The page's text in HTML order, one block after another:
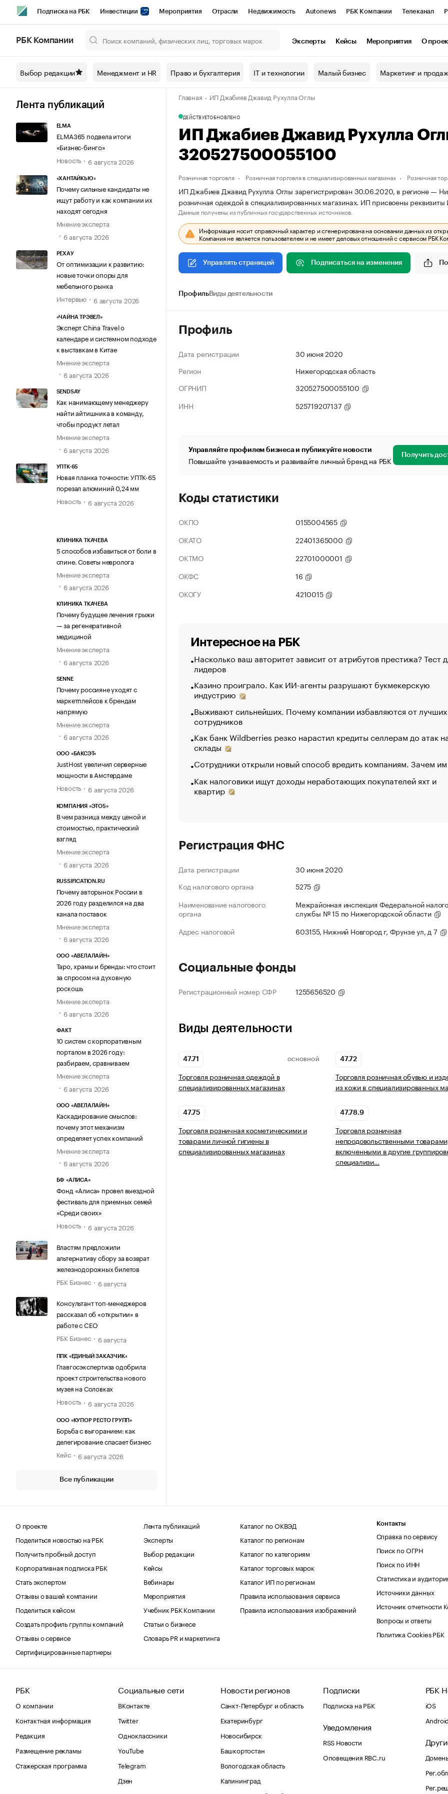
Подписка на РБК Инвестиции Мероприятия Отрасли Недвижимость Autonews РБК Компании Телеканал
Спецпроекты СПб Конференции СПб Спецпроекты Проверка контрагентов
Технологии и медиа Рынок наличной валюты
РБК Компании Эксперты Кейсы Мероприятия О
Выбор редакции Менеджмент и HR Право и бухгалтерия IT и технологии Малый бизнес Маркетинг и
Лента публикаций
ELMA
ELMA365 подвела итоги
«Бизнес-бинго»
Новость
6 августа 2026
«ХАНТАЙКЬЮ»
Почему сильные кандидаты не
ищут работу и как компании их
находят сегодня
Мнение эксперта
6 августа 2026
РЕХАУ
От оптимизации к развитию:
новые точки опоры для
мебельного рынка
Интервью
6 августа 2026
«ЧАЙНА ТРЭВЕЛ»
Эксперт China Travel о
календаре и системном подходе
к выставкам в Китае
Мнение эксперта
6 августа 2026
SENDSAY
Как нанимающему менеджеру
найти айтишника в команду,
чтобы продукт летал
Мнение эксперта
6 августа 2026
УПТК-65
Новая планка точности: УПТК-65
порезал алюминий 0,24 мм
Новость
6 августа 2026
КЛИНИКА ТКАЧЕВА
5 способов избавиться от боли в
спине. Советы невролога
Мнение эксперта
6 августа 2026
КЛИНИКА ТКАЧЕВА
Почему будущее лечения грыжи
— за регенеративной
медициной
Мнение эксперта
6 августа 2026
SENNE
Почему россияне уходят с
маркетплейсов к брендам
напрямую
Мнение эксперта
6 августа 2026
ООО «БАКСЭТ»
JustHost увеличил серверные
мощности в Амстердаме
Новость
6 августа 2026
КОМПАНИЯ «ЭТО5»
В чем разница между ценой и
стоимостью, практический
взгляд
Мнение эксперта
6 августа 2026
RUSSIFICATION.RU
Почему авторынок России в
2026 году разделился на два
канала поставок
Мнение эксперта
6 августа 2026
ООО «АВЕЛАЛАЙН»
Таро, храмы и бренды: что стоит
за спросом на духовную
роскошь
Мнение эксперта
6 августа 2026
ФАКТ
10 систем с корпоративным
порталом в 2026 году:
разбираем, сравниваем
Мнение эксперта
6 августа 2026
ООО «АВЕЛАЛАЙН»
Каскадирование смыслов:
почему этот механизм
определяет успех компаний
Мнение эксперта
6 августа 2026
БФ «АЛИСА»
Фонд «Алиса» провел выездной
фестиваль для приемных семей
«Среди своих»
Новость
6 августа 2026
Властям предложили
альтернативу сбору за возврат
железнодорожных билетов
РБК Бизнес
6 августа
Консультант топ-менеджеров
рассказал об «открытии» в
работе с CEO
РБК Бизнес
6 августа
ППК «ЕДИНЫЙ ЗАКАЗЧИК»
Главгосэкспертиза одобрила
проект строительства нового
музея на Соловках
Новость
6 августа 2026
ООО «КУПОР РЕСТО ГРУПП»
Борьба с выгоранием: как
делегирование спасает бизнес
Кейс
6 августа 2026
Все публикации
Главная ИП Джабиев Джавид Рухулла Оглы
ДЕЙСТВУЕТОБНОВЛЕНО
ИП Джабиев Джавид Рухулла
320527500055100
Розничная торговля Розничная торговля в специализированных магазинах Розничная
ИП Джабиев Джавид Рухулла Оглы зарегистрирован 30.06.2020, в регионе —
розничная одеждой в специализированных магазинах. ИП присвоены
Данные получены из публичных государственных источников.
Информация носит справочный характер и сгенерирована на основании данных из
Компания не является пользователем и не имеет деловых отношений с сервисом РБК
Управлять страницей Подписаться на изменения
ПрофильВиды деятельности
Профиль
Дата регистрации
30 июня 2020
Регион
Нижегородская область
ОГРНИП
320527500055100
ИНН
525719207137
Управляйте профилем бизнеса и публикуйте новости
Повышайте узнаваемость и развивайте личный бренд на РБК Получить
Коды статистики
ОКПО
0155004565
ОКАТО
22401365000
ОКТМО
22701000001
ОКФС
16
ОКОГУ
4210015
Интересное на РБК
Насколько ваш авторитет зависит от атрибутов престижа? Тест
лидеров
Казино проиграло. Как ИИ-агенты разрушают букмекерскую
индустрию
Выживают сильнейших. Почему компании избавляются от лучших
сотрудников
Как банк Wildberries резко нарастил кредиты селлерам до атак
склады
Сотрудники открыли новый способ вредить компаниям. Зачем
Как налоговики ищут доходы неработающих покупателей яхт и
квартир
Регистрация ФНС
Дата регистрации
30 июня 2020
Код налогового органа
5275
Наименование налогового
органа
Межрайонная инспекция Федеральной
службы № 15 по Нижегородской области
Адрес налоговой
603155, Нижний Новгород г, Фрунзе ул, д 7
Социальные фонды
Регистрационный номер СФР 1255656520
Виды деятельности
47.71 ОСНОВНОЙ
Торговля розничная одеждой в
специализированных магазинах
47.72
Торговля розничная обувью и
из кожи в специализированных
47.75
Торговля розничная косметическими и
товарами личной гигиены в
специализированных магазинах
47.78.9
Торговля розничная
непродовольственными
включенными в другие
специализи…
О проекте
Поделиться новостью на РБК
Получить пробный доступ
Корпоративная подписка РБК
Стать экспертом
Отзывы о вашей компании
Поделиться кейсом
Создать профиль группы компаний
Отзывы о сервисе
Сертифицированные партнеры
Лента публикаций
Эксперты
Выбор редакции
Кейсы
Вебинары
Мероприятия
Учебник РБК Компании
Статьи о бизнесе
Словарь PR и маркетинга
Каталог по ОКВЭД
Каталог по регионам
Каталог по категориям
Каталог торговых марок
Каталог ИП по регионам
Правила использования сервиса
Правила использования изображений
Контакты
Справка по сервису
Поиск по ОГРН
Поиск по ИНН
Статистика и
Источники данных
Источник отчетности
Вопросы и ответы
Политика Cookies РБК
РБК
О компании
Контактная информация
Редакция
Размещение рекламы
Стажерская программа
Социальные сети
ВКонтакте
Twitter
Одноклассники
YouTube
Telegram
Дзен
Новости регионов
Санкт-Петербург и область
Екатеринбург
Новосибирск
Башкортостан
Вологодская область
Калининград
Подписки
Подписка на РБК
Уведомления
RSS Новости
Оповещения RBC.ru
РБК
iOS